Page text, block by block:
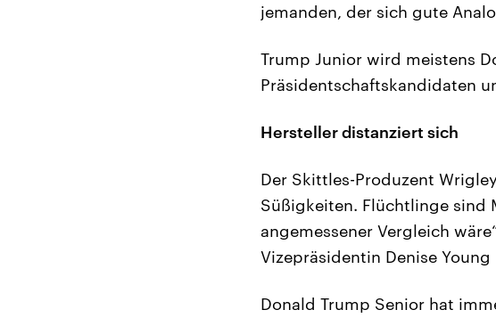
jemanden, der sich gute
Trump Junior wird meistens
Präsidentschaftskandidaten
Hersteller distanziert sich
Der Skittles-Produzent
Süßigkeiten. Flüchtlinge sind
angemessener Vergleich
Vizepräsidentin Denise Young
Donald Trump Senior hat